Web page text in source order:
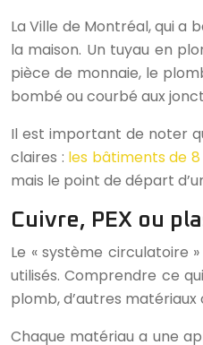
La Ville de Montréal, qui a
la maison. Un tuyau en
pièce de monnaie, le
bombé ou courbé aux
Il est important de noter
claires : les bâtiments de
mais le point de départ
Cuivre, PEX ou
Le « système circulatoire
utilisés. Comprendre ce
plomb, d’autres
Chaque matériau a une